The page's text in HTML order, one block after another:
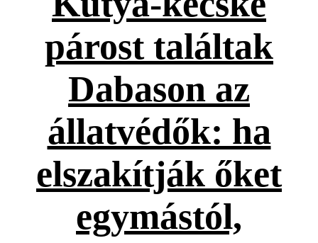
párost találtak
Dabason az
állatvédők: ha
elszakítják őket
egymástól,